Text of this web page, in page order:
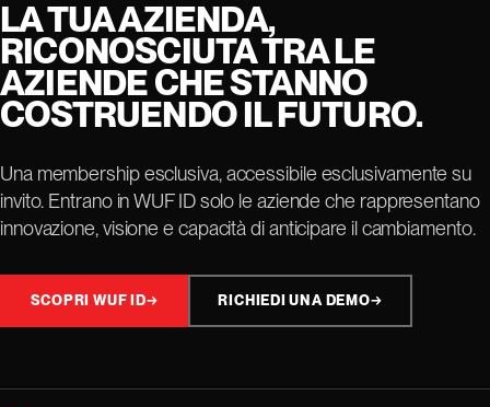
LA TUA AZIENDA,
RICONOSCIUTA TRA LE
AZIENDE CHE STANNO
COSTRUENDO IL FUTURO.
Una membership esclusiva, accessibile esclusivamente su
invito. Entrano in WUF ID solo le aziende che rappresentano
innovazione, visione e capacità di anticipare il cambiamento.
SCOPRI WUF ID→ RICHIEDI UNA DEMO→